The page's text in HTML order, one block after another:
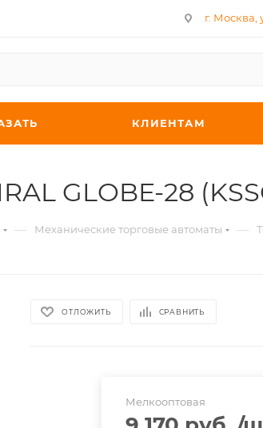
г. Москва,
КЛИЕНТАМ
GLOBE-28
— Механические торговые автоматы —
ОТЛОЖИТЬ СРАВНИТЬ
Мелкооптовая